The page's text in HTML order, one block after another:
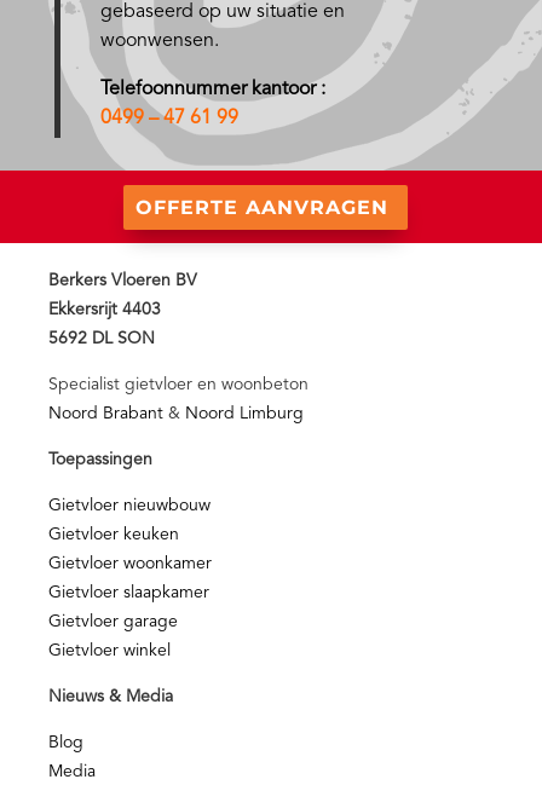
gebaseerd op uw situatie en
woonwensen.
Telefoonnummer kantoor :
0499 – 47 61 99
OFFERTE AANVRAGEN
Berkers Vloeren BV
Ekkersrijt 4403
5692 DL SON
Specialist gietvloer en woonbeton
Noord Brabant & Noord Limburg
Toepassingen
Gietvloer nieuwbouw
Gietvloer keuken
Gietvloer woonkamer
Gietvloer slaapkamer
Gietvloer garage
Gietvloer winkel
Nieuws & Media
Blog
Media